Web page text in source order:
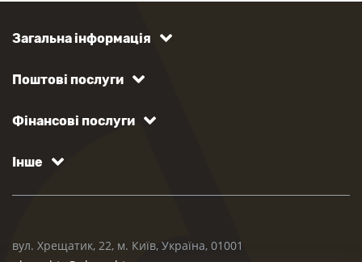
Загальна інформація
Поштові послуги
Фінансові послуги
Інше
вул. Хрещатик, 22, м. Київ, Україна, 01001